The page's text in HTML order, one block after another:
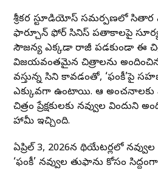
శ్రీకర స్టూడియోస్ సమర్పణలో సితార
ఫార్చూన్ ఫోర్ సినిమాస్ పతాకాలపై
సౌజన్య ఎక్కడా రాజీ పడకుండా ఈ
విజయవంతమైన చిత్రాలను అందించిన
వస్తున్న సినిమా కావడంతో, ‘ఫంకీ’పై
ఎక్కువగా ఉంటాయి. ఆ అంచనాలకు ఏ
చిత్రం ప్రేక్షకులకు నవ్వుల విందుని
హామీ ఇచ్చింది.
ఏప్రిల్ 3, 2026న థియేటర్లలో
‘ఫంకీ’ నవ్వుల తుఫాను కోసం